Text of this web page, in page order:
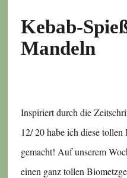
Kebab-
Mandeln
Inspiriert durch die
12/ 20 habe ich diese
gemacht! Auf unserem
einen ganz tollen